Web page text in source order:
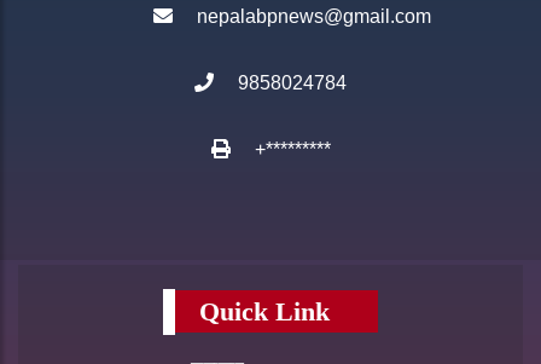
nepalabpnews@gmail.com
9858024784
+*********
Quick Link